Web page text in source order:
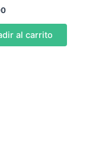
al carrito